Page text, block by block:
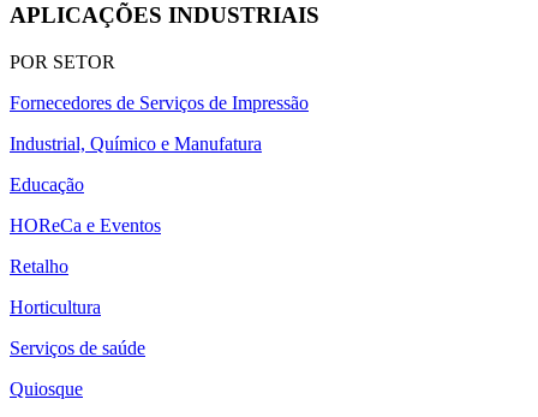
APLICAÇÕES INDUSTRIAIS
POR SETOR
Fornecedores de Serviços de Impressão
Industrial, Químico e Manufatura
Educação
HOReCa e Eventos
Retalho
Horticultura
Serviços de saúde
Quiosque